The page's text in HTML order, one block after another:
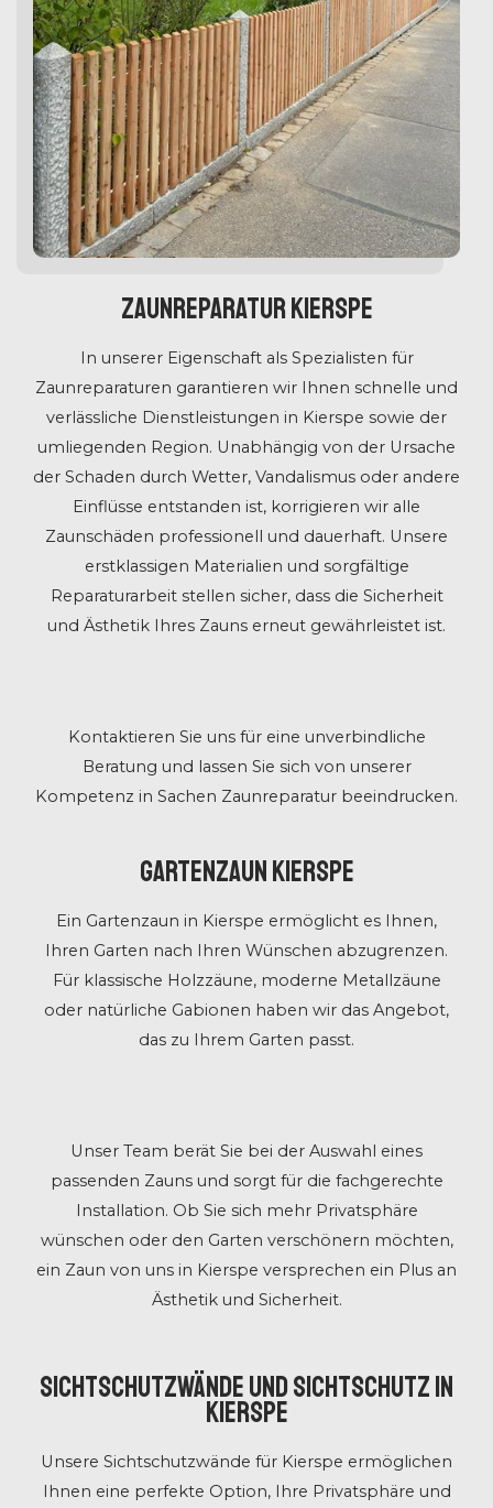
Zaunreparatur Kierspe
In unserer Eigenschaft als Spezialisten für
Zaunreparaturen garantieren wir Ihnen schnelle und
verlässliche Dienstleistungen in Kierspe sowie der
umliegenden Region. Unabhängig von der Ursache
der Schaden durch Wetter, Vandalismus oder andere
Einflüsse entstanden ist, korrigieren wir alle
Zaunschäden professionell und dauerhaft. Unsere
erstklassigen Materialien und sorgfältige
Reparaturarbeit stellen sicher, dass die Sicherheit
und Ästhetik Ihres Zauns erneut gewährleistet ist.
Kontaktieren Sie uns für eine unverbindliche
Beratung und lassen Sie sich von unserer
Kompetenz in Sachen Zaunreparatur beeindrucken.
Gartenzaun Kierspe
Ein Gartenzaun in Kierspe ermöglicht es Ihnen,
Ihren Garten nach Ihren Wünschen abzugrenzen.
Für klassische Holzzäune, moderne Metallzäune
oder natürliche Gabionen haben wir das Angebot,
das zu Ihrem Garten passt.
Unser Team berät Sie bei der Auswahl eines
passenden Zauns und sorgt für die fachgerechte
Installation. Ob Sie sich mehr Privatsphäre
wünschen oder den Garten verschönern möchten,
ein Zaun von uns in Kierspe versprechen ein Plus an
Ästhetik und Sicherheit.
Sichtschutzwände und Sichtschutz in
Kierspe
Unsere Sichtschutzwände für Kierspe ermöglichen
Ihnen eine perfekte Option, Ihre Privatsphäre und